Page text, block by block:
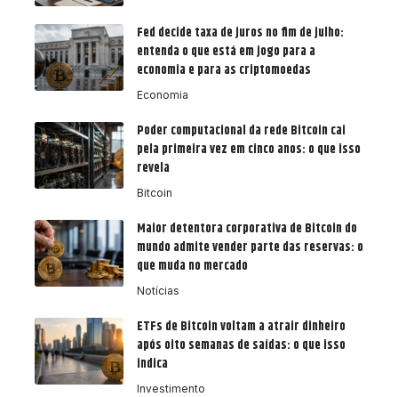
Fed decide taxa de juros no fim de julho:
entenda o que está em jogo para a
economia e para as criptomoedas
Economia
Poder computacional da rede Bitcoin cai
pela primeira vez em cinco anos: o que isso
revela
Bitcoin
Maior detentora corporativa de Bitcoin do
mundo admite vender parte das reservas: o
que muda no mercado
Notícias
ETFs de Bitcoin voltam a atrair dinheiro
após oito semanas de saídas: o que isso
indica
Investimento